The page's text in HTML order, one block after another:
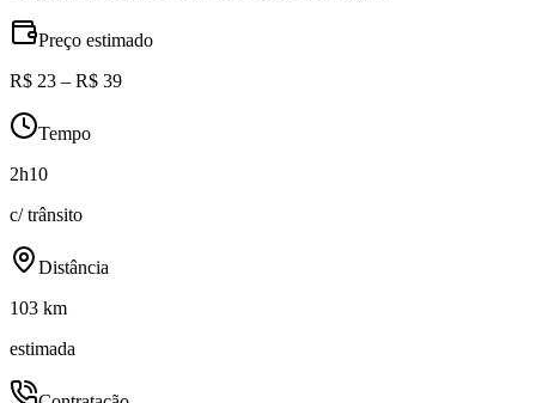
Preço estimado
R$ 23 – R$ 39
Tempo
2h10
c/ trânsito
Distância
103 km
estimada